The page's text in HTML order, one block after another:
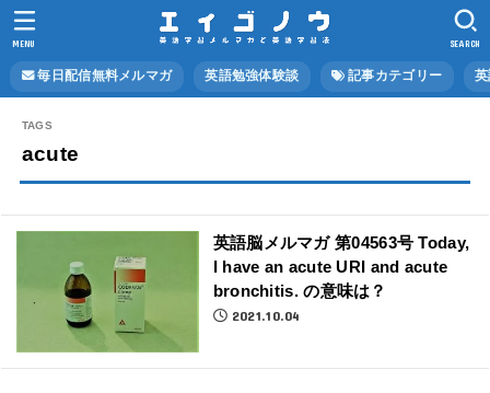
毎日配信無料メルマガ 英語勉強体験談 記事カテゴリー
SEARCH
MENU
acute
英語脳メルマガ 第04563号 Today,
I have an acute URI and acute
bronchitis. の意味は？
2021.10.04